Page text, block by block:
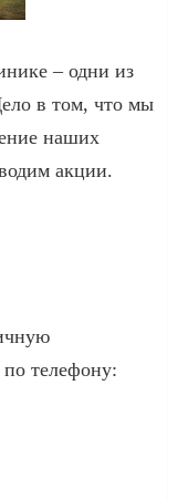
– одни из
в том, что мы
наших
акции.
по телефону: